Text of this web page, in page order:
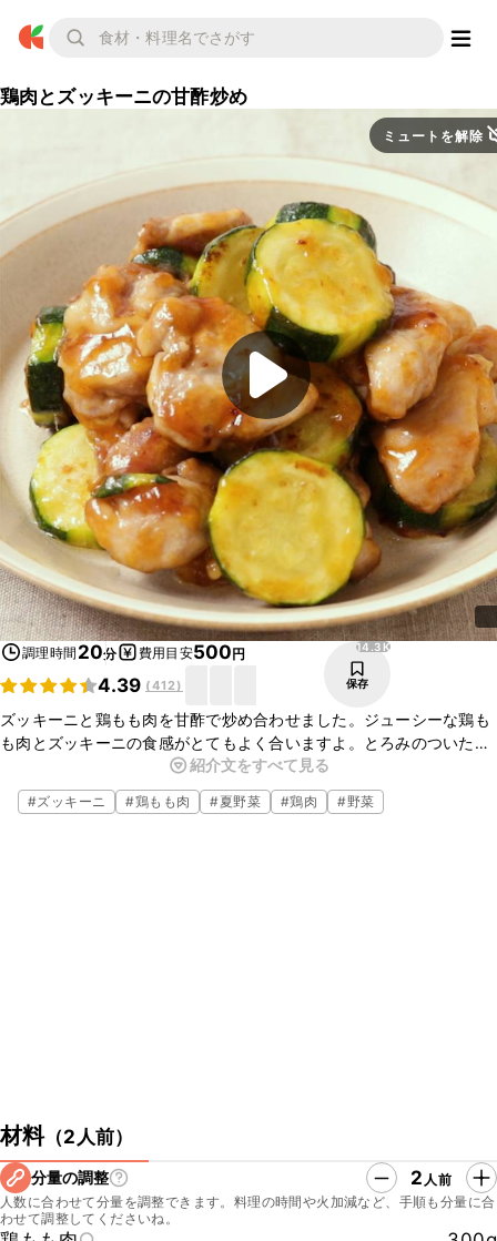
鶏肉とズッキーニの甘酢炒め
ミュートを解除
調理時間 20分 費用目安500円
4.39 (412)
14.3K
保存
ズッキーニと鶏もも肉を甘酢で炒め合わせました。ジューシーな鶏も
も肉とズッキーニの食感がとてもよく合いますよ。とろみのついた甘
酢がよく絡み、ごはんはもちろんお酒のおつまみにもピッタリです。
ぜひお試しくださいね。
紹介文をすべて見る
#ズッキーニ #鶏もも肉 #夏野菜 #鶏肉 #野菜
材料（2人前）
分量の調整 2 人前
人数に合わせて分量を調整できます。料理の時間や火加減など、手順も分量に合
わせて調整してくださいね。